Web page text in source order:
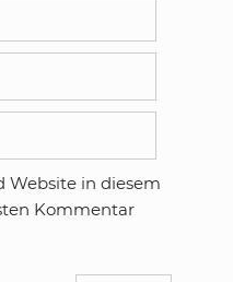
Website in diesem
Kommentar